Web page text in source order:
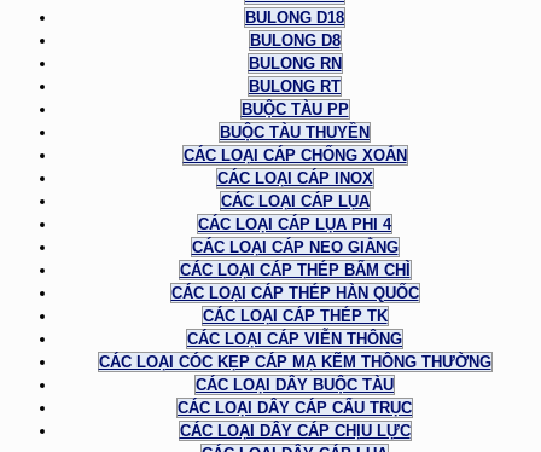
BULONG D18
BULONG D8
BULONG RN
BULONG RT
BUỘC TÀU PP
BUỘC TÀU THUYỀN
CÁC LOẠI CÁP CHỐNG XOẮN
CÁC LOẠI CÁP INOX
CÁC LOẠI CÁP LỤA
CÁC LOẠI CÁP LỤA PHI 4
CÁC LOẠI CÁP NEO GIẰNG
CÁC LOẠI CÁP THÉP BẤM CHÌ
CÁC LOẠI CÁP THÉP HÀN QUỐC
CÁC LOẠI CÁP THÉP TK
CÁC LOẠI CÁP VIỄN THÔNG
CÁC LOẠI CÓC KẸP CÁP MẠ KẼM THÔNG THƯỜNG
CÁC LOẠI DÂY BUỘC TÀU
CÁC LOẠI DÂY CÁP CẨU TRỤC
CÁC LOẠI DÂY CÁP CHỊU LỰC